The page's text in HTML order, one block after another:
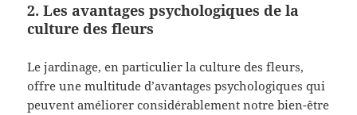
2. Les avantages psychologiques de la
culture des fleurs
Le jardinage, en particulier la culture des fleurs,
offre une multitude d’avantages psychologiques qui
peuvent améliorer considérablement notre bien-être